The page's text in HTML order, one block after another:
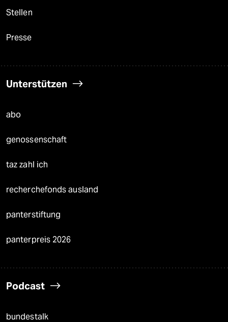
Stellen
Presse
Unterstützen
abo
genossenschaft
taz zahl ich
recherchefonds ausland
panterstiftung
panterpreis 2026
Podcast
bundestalk